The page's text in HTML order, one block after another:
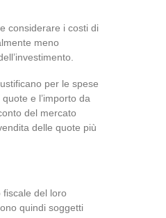
considerare i costi di
meno
per le spese
e l’importo da
del mercato
delle quote più
fiscale del loro
quindi soggetti